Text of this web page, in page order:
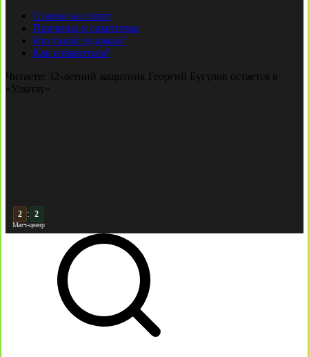
Ставки на спорт
Причины и симптомы
Кто такой лудоман?
Как избавиться?
Читаете: 32-летний защитник Георгий Бугулов остается в
«Улытау»
3 : 2
Матч-центр